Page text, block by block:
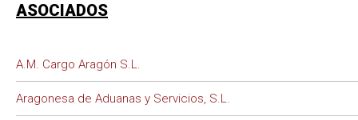
ASOCIADOS
A.M. Cargo Aragón S.L.
Aragonesa de Aduanas y Servicios, S.L.